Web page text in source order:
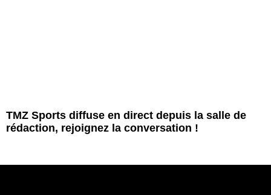
TMZ Sports diffuse en direct depuis la salle de
rédaction, rejoignez la conversation !